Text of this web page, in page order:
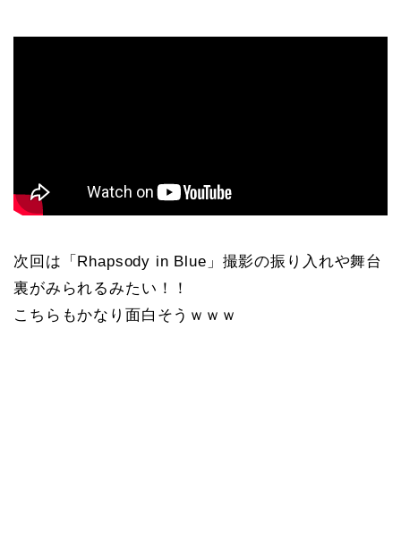
次回は「Rhapsody in Blue」撮影の振り入れや舞台
裏がみられるみたい！！
こちらもかなり面白そうｗｗｗ